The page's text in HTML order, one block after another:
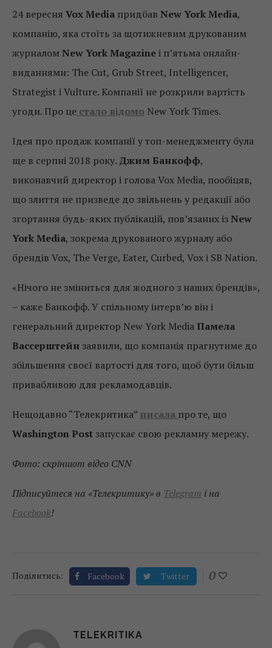
24 вересня Vox Media придбав New York Media,
компанію, яка стоїть за щотижневим друкованим
журналомNew York Magazineі п’ятьма онлайн-
виданнями: The Cut, Grub Street, Intelligencer,
Strategist і Vulture. Компанії не розкрили вартість
угоди. Про це стало відомо New York Times.
Ідея про продаж компанії у топ-менеджменту була
ще в серпні 2018 року. Джим Банкофф,
виконавчий директор і голова Vox Media, пообіцяв,
що злиття не призведе до звільнень у редакції або
згортання будь-яких публікацій, пов’язаних ізNew
York Media, зокрема друкованого журналу або
брендів Vox, The Verge, Eater, Curbed, Vox і SB Nation.
«Нічого не зміниться для жодного з наших брендів»,
– каже Банкофф. У спільному інтерв’ю він і
генеральний директор New York Media Памела
Вассерштейн заявили, що компанія прагнутиме до
збільшення своєї вартості для того, щоб бути більш
привабливою для рекламодавців.
Нещодавно “Телекритика” писала про те, що
Washington Post запускає свою рекламну мережу.
Фото: скріншот відео CNN
Підписуйтеся на «Телекритику» в Telegram і на
Facebook!
Поділитись: Facebook Twitter 0
TELEKRITIKA